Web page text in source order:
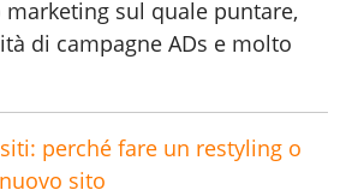
sul quale puntare,
di campagne ADs e molto
perché fare un restyling o
sito